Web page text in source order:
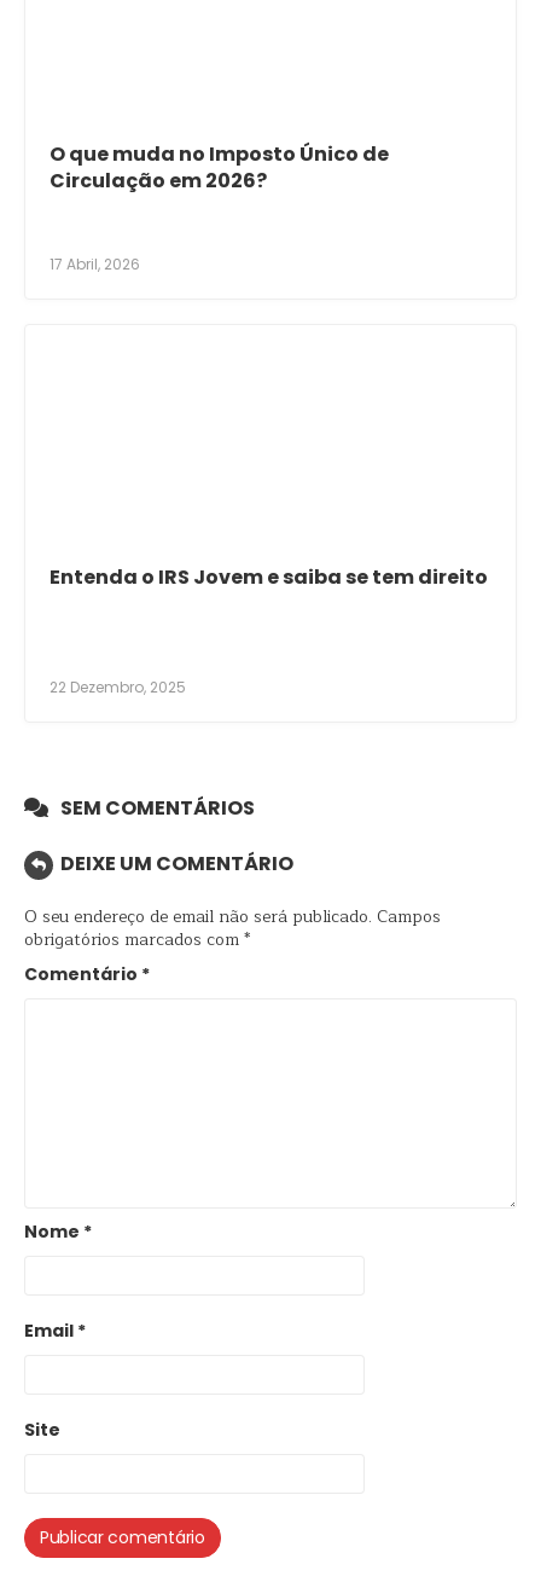
O que muda no Imposto Único de
Circulação em 2026?
17 Abril, 2026
Entenda o IRS Jovem e saiba se tem direito
22 Dezembro, 2025
SEM COMENTÁRIOS
DEIXE UM COMENTÁRIO
O seu endereço de email não será publicado. Campos
obrigatórios marcados com*
Comentário *
Nome *
Email *
Site